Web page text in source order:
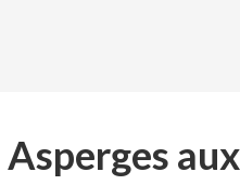
Asperges